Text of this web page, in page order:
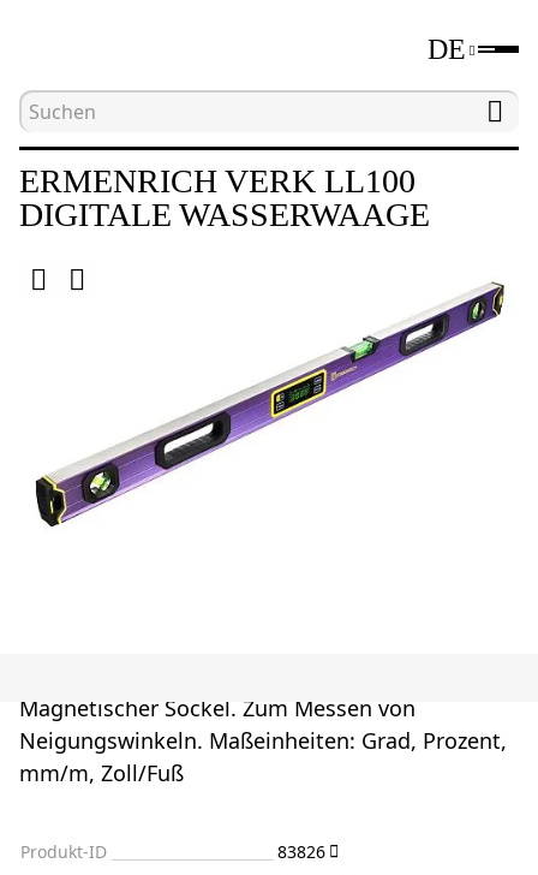
DE
Hauptseite Digitale Wasserwaagen
ERMENRICH VERK LL100
DIGITALE WASSERWAAGE
Magnetischer Sockel. Zum Messen von
Neigungswinkeln. Maßeinheiten: Grad, Prozent,
mm/m, Zoll/Fuß
Produkt-ID
83826